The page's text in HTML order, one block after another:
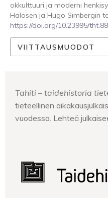
okkulttuuri ja moderni
Halosen ja Hugo Simbergin
https://doi.org/10.23995/
VIITTAUSMUODOT
Tahiti – taidehistoria
tieteellinen
vuodessa. Lehteä